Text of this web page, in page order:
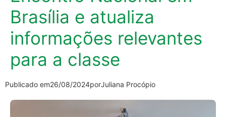
Brasília e atualiza
informações relevantes
para a classe
Publicado em26/08/2024porJuliana Procópio